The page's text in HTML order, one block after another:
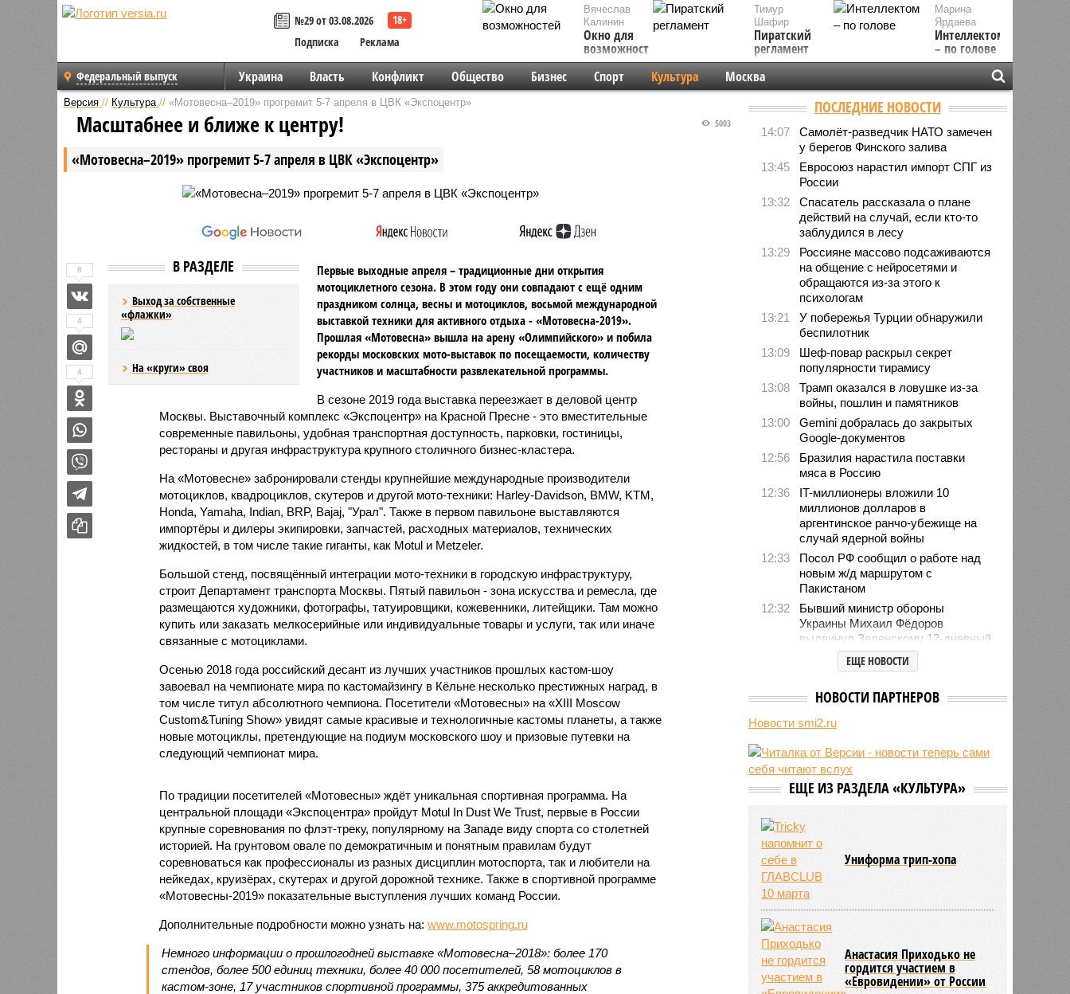
№29 от 03.08.2026
Подписка
Реклама
Вячеслав
Калинин
Окно для
возможностей
Марина
Ярдаева
Интеллектом
– по голове
Тимур
Шафир
Пиратский
регламент
Федеральный выпуск Украина Власть Конфликт Общество Бизнес Спорт Культура Москва
Версия // Культура // «Мотовесна–2019» прогремит 5-7 апреля в ЦВК «Экспоцентр»
«Мотовесна–2019» прогремит 5-7 апреля в ЦВК «Экспоцентр»
5003
Масштабнее и ближе к центру!
В РАЗДЕЛЕ
Выход за собственные
«флажки»
На «круги» своя
Первые выходные апреля – традиционные дни открытия
мотоциклетного сезона. В этом году они совпадают с ещё одним
праздником солнца, весны и мотоциклов, восьмой международной
выставкой техники для активного отдыха - «Мотовесна-2019».
Прошлая «Мотовесна» вышла на арену «Олимпийского» и побила
рекорды московских мото-выставок по посещаемости, количеству
участников и масштабности развлекательной программы.
В сезоне 2019 года выставка переезжает в деловой центр
Москвы. Выставочный комплекс «Экспоцентр» на Красной Пресне - это вместительные
современные павильоны, удобная транспортная доступность, парковки, гостиницы,
рестораны и другая инфраструктура крупного столичного бизнес-кластера.
На «Мотовесне» забронировали стенды крупнейшие международные производители
мотоциклов, квадроциклов, скутеров и другой мото-техники: Harley-Davidson, BMW, KTM,
Honda, Yamaha, Indian, BRP, Bajaj, "Урал". Также в первом павильоне выставляются
импортёры и дилеры экипировки, запчастей, расходных материалов, технических
жидкостей, в том числе такие гиганты, как Motul и Metzeler.
Большой стенд, посвящённый интеграции мото-техники в городскую инфраструктуру,
строит Департамент транспорта Москвы. Пятый павильон - зона искусства и ремесла, где
размещаются художники, фотографы, татуировщики, кожевенники, литейщики. Там можно
купить или заказать мелкосерийные или индивидуальные товары и услуги, так или иначе
связанные с мотоциклами.
Осенью 2018 года российский десант из лучших участников прошлых кастом-шоу
завоевал на чемпионате мира по кастомайзингу в Кёльне несколько престижных наград, в
том числе титул абсолютного чемпиона. Посетители «Мотовесны» на «XIII Moscow
Custom&Tuning Show» увидят самые красивые и технологичные кастомы планеты, а также
новые мотоциклы, претендующие на подиум московского шоу и призовые путевки на
следующий чемпионат мира.
По традиции посетителей «Мотовесны» ждёт уникальная спортивная программа. На
центральной площади «Экспоцентра» пройдут Motul In Dust We Trust, первые в России
крупные соревнования по флэт-треку, популярному на Западе виду спорта со столетней
историей. На грунтовом овале по демократичным и понятным правилам будут
соревноваться как профессионалы из разных дисциплин мотоспорта, так и любители на
нейкедах, круизёрах, скутерах и другой дорожной технике. Также в спортивной программе
«Мотовесны-2019» показательные выступления лучших команд России.
Дополнительные подробности можно узнать на: www.motospring.ru
Немного информации о прошлогодней выставке «Мотовесна–2018»: более 170
стендов, более 500 единиц техники, более 40 000 посетителей, 58 мотоциклов в
кастом-зоне, 17 участников спортивной программы, 375 аккредитованных
8
4
4
ПОСЛЕДНИЕ НОВОСТИ
14:07
Самолёт-разведчик НАТО замечен
у берегов Финского залива
13:45
Евросоюз нарастил импорт СПГ из
России
13:32
Спасатель рассказала о плане
действий на случай, если кто-то
заблудился в лесу
13:29
Россияне массово подсаживаются
на общение с нейросетями и
обращаются из-за этого к
психологам
13:21
У побережья Турции обнаружили
беспилотник
13:09
Шеф-повар раскрыл секрет
популярности тирамису
13:08
Трамп оказался в ловушке из-за
войны, пошлин и памятников
13:00
Gemini добралась до закрытых
Google-документов
12:56
Бразилия нарастила поставки
мяса в Россию
12:36
IT-миллионеры вложили 10
миллионов долларов в
аргентинское ранчо-убежище на
случай ядерной войны
12:33
Посол РФ сообщил о работе над
новым ж/д маршрутом с
Пакистаном
12:32
Бывший министр обороны
Украины Михаил Фёдоров
выдвинул Зеленскому 12-дневный
ультиматум
Удары США лишь замедлили
блогер передумал из-за реакции
11:43
Итальянские аграрии забили
тревогу из-за засухи
ЕЩЕ НОВОСТИ
НОВОСТИ ПАРТНЕРОВ
Новости smi2.ru
ЕЩЕ ИЗ РАЗДЕЛА «КУЛЬТУРА»
Униформа трип-хопа
Анастасия Приходько не
гордится участием в
«Евровидении» от России